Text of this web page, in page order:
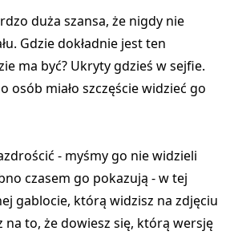
duża szansa, że nigdy nie
Gdzie dokładnie jest ten
ma być? Ukryty gdzieś w sejfie.
osób miało szczęście widzieć go
- myśmy go nie widzieli
czasem go pokazują - w tej
gablocie, którą widzisz na zdjęciu
na to, że dowiesz się, którą wersję